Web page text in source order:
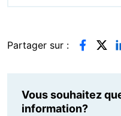
Partager sur :
Vous souhaitez
information?